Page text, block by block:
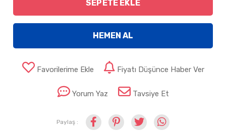
SEPETE EKLE
HEMEN AL
Favorilerime Ekle Fiyatı Düşünce Haber Ver
Yorum Yaz Tavsiye Et
Paylaş :